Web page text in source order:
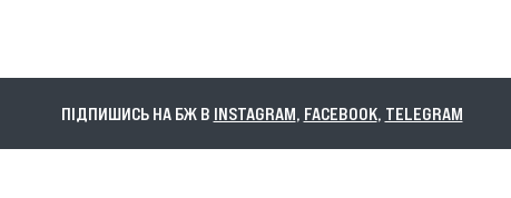
ПІДПИШИСЬ НА БЖ В INSTAGRAM, FACEBOOK, TELEGRAM